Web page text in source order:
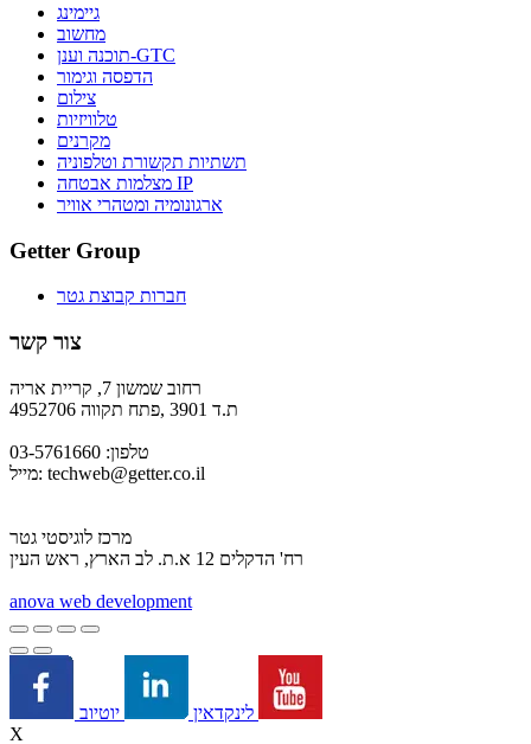
גיימינג
מחשוב
תוכנה וענן-GTC
הדפסה וגימור
צילום
טלוויזיות
מקרנים
תשתיות תקשורת וטלפוניה
מצלמות אבטחה IP
ארגונומיה ומטהרי אוויר
Getter Group
חברות קבוצת גטר
צור קשר
רחוב שמשון 7, קריית אריה
ת.ד 3901 ,פתח תקווה 4952706
טלפון: 03-5761660
מייל: techweb@getter.co.il
מרכז לוגיסטי גטר
רח' הדקלים 12 א.ת. לב הארץ, ראש העין
anova web development
לינקדאין
X